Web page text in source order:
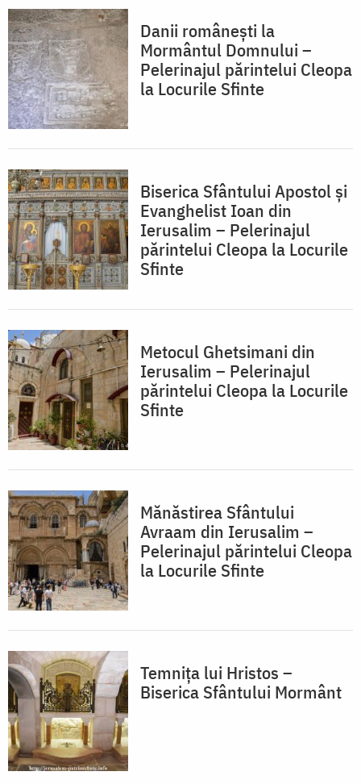
Danii românești la
Mormântul Domnului –
Pelerinajul părintelui Cleopa
la Locurile Sfinte
Biserica Sfântului Apostol și
Evanghelist Ioan din
Ierusalim – Pelerinajul
părintelui Cleopa la Locurile
Sfinte
Metocul Ghetsimani din
Ierusalim – Pelerinajul
părintelui Cleopa la Locurile
Sfinte
Mănăstirea Sfântului
Avraam din Ierusalim –
Pelerinajul părintelui Cleopa
la Locurile Sfinte
Temnița lui Hristos –
Biserica Sfântului Mormânt